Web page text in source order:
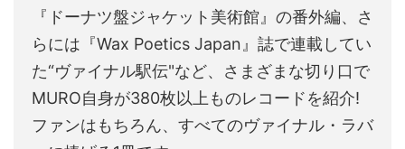
『ドーナツ盤ジャケット美術館』の番外編、さ
らには『Wax Poetics Japan』誌で連載してい
た“ヴァイナル駅伝"など、さまざまな切り口で
MURO自身が380枚以上ものレコードを紹介!
ファンはもちろん、すべてのヴァイナル・ラバ